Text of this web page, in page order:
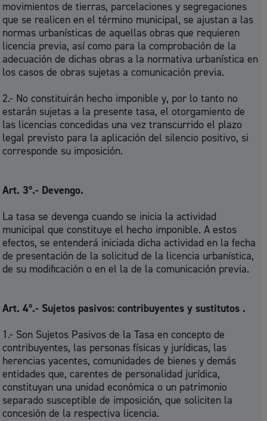
movimientos de tierras, parcelaciones y segregaciones
que se realicen en el término municipal, se ajustan a las
normas urbanísticas de aquellas obras que requieren
licencia previa, así como para la comprobación de la
adecuación de dichas obras a la normativa urbanística en
los casos de obras sujetas a comunicación previa.
2.- No constituirán hecho imponible y, por lo tanto no
estarán sujetas a la presente tasa, el otorgamiento de
las licencias concedidas una vez transcurrido el plazo
legal previsto para la aplicación del silencio positivo, si
corresponde su imposición.
Art. 3º.- Devengo.
La tasa se devenga cuando se inicia la actividad
municipal que constituye el hecho imponible. A estos
efectos, se entenderá iniciada dicha actividad en la fecha
de presentación de la solicitud de la licencia urbanística,
de su modificación o en el la de la comunicación previa.
Art. 4º.- Sujetos pasivos: contribuyentes y sustitutos .
1.- Son Sujetos Pasivos de la Tasa en concepto de
contribuyentes, las personas físicas y jurídicas, las
herencias yacentes, comunidades de bienes y demás
entidades que, carentes de personalidad jurídica,
constituyan una unidad económica o un patrimonio
separado susceptible de imposición, que soliciten la
concesión de la respectiva licencia.